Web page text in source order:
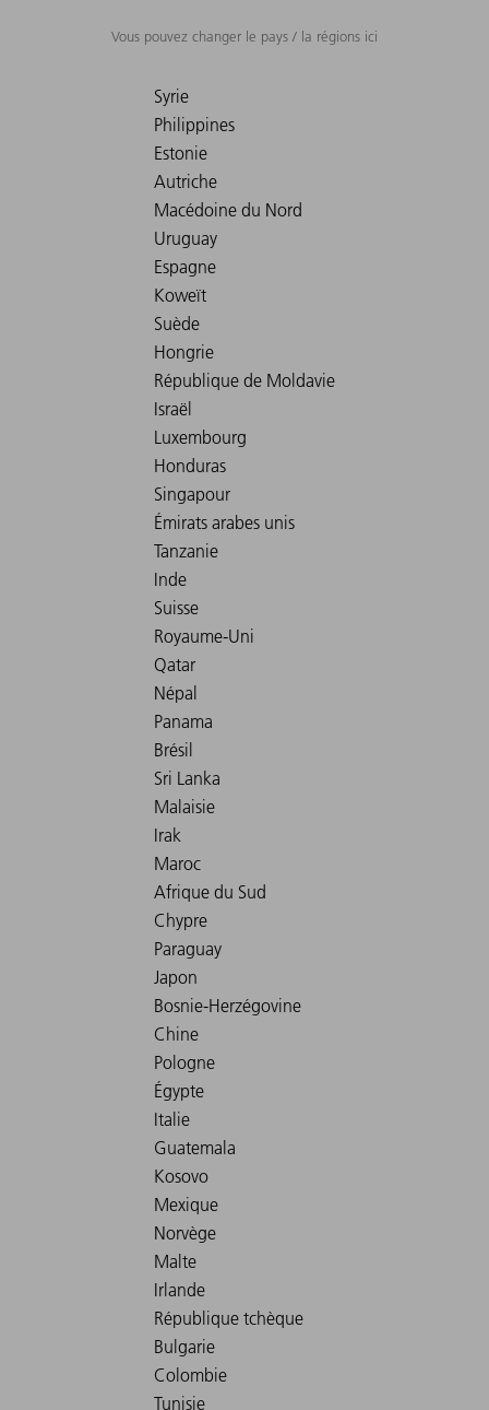
Vous pouvez changer le pays / la régions ici